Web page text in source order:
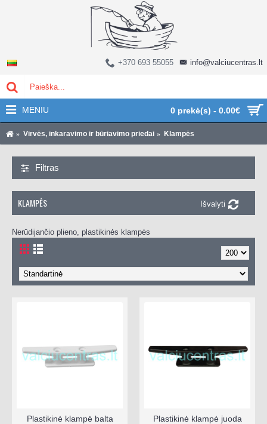
0 prekė(s) - 0.00€
+370 693 55055 info@valciucentras.lt
MENIU
Virvės, inkaravimo ir būriavimo priedai Klampės
Filtras
Išvalyti
KLAMPĖS
Nerūdijančio plieno, plastikinės klampės
Plastikinė klampė balta Plastikinė klampė juoda